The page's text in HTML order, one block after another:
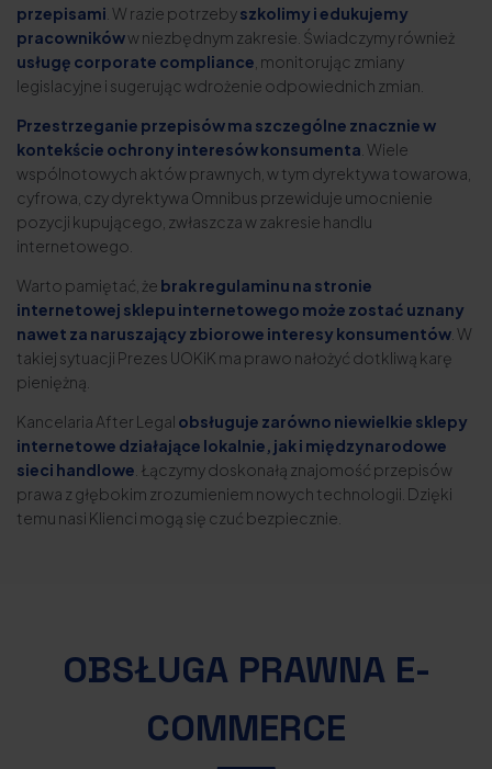
przepisami . W razie potrzebyszkolimy i edukujemy
pracownikóww niezbędnym zakresie. Świadczymy również
usługę corporate compliance , monitorując zmiany
legislacyjne i sugerując wdrożenie odpowiednich zmian.
Przestrzeganie przepisów ma szczególne znacznie w
kontekście ochrony interesów konsumenta . Wiele
wspólnotowych aktów prawnych, w tym dyrektywa towarowa,
cyfrowa, czy dyrektywa Omnibus przewiduje umocnienie
pozycji kupującego, zwłaszcza w zakresie handlu
internetowego.
Warto pamiętać, że brak regulaminu na stronie
internetowej sklepu internetowego może zostać uznany
nawet za naruszający zbiorowe interesy konsumentów . W
takiej sytuacji Prezes UOKiK ma prawo nałożyć dotkliwą karę
pieniężną.
Kancelaria After Legal obsługuje zarówno niewielkie sklepy
internetowe działające lokalnie, jak i międzynarodowe
sieci handlowe . Łączymy doskonałą znajomość przepisów
prawa z głębokim zrozumieniem nowych technologii. Dzięki
temu nasi Klienci mogą się czuć bezpiecznie.
OBSŁUGA PRAWNA E-
COMMERCE